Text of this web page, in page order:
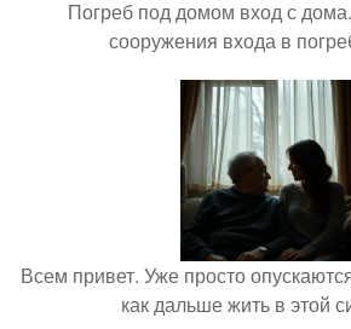
Погреб под домом вход с
сооружения входа в
Всем привет. Уже просто
как дальше жить в этой